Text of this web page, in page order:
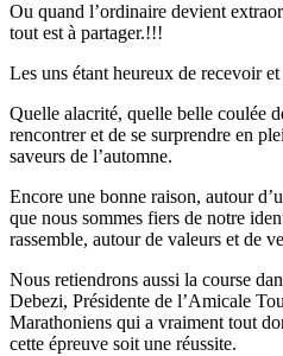
Ou quand l’ordinaire devient
tout est à partager.!!!
Les uns étant heureux de recevoir
Quelle alacrité, quelle belle coulée
rencontrer et de se surprendre en
saveurs de l’automne.
Encore une bonne raison, autour
que nous sommes fiers de notre
rassemble, autour de valeurs et de
Nous retiendrons aussi la course
Debezi, Présidente de l’Amicale
Marathoniens qui a vraiment tout
cette épreuve soit une réussite.